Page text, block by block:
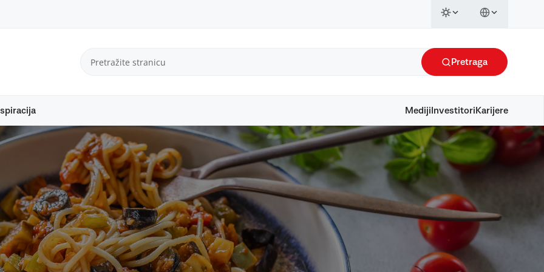
Pretraga
Mediji Investitori Karijere